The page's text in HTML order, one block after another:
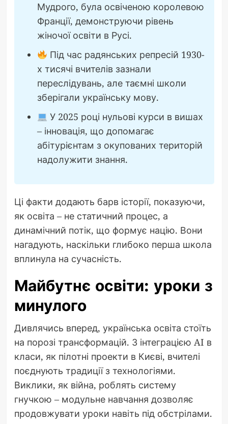
Мудрого, була освіченою королевою
Франції, демонструючи рівень
жіночої освіти в Русі.
Під час радянських репресій 1930-
х тисячі вчителів зазнали
переслідувань, але таємні школи
зберігали українську мову.
У 2025 році нульові курси в вишах
– інновація, що допомагає
абітурієнтам з окупованих територій
надолужити знання.
Ці факти додають барв історії, показуючи,
як освіта – не статичний процес, а
динамічний потік, що формує націю. Вони
нагадують, наскільки глибоко перша школа
вплинула на сучасність.
Майбутнє освіти: уроки з
минулого
Дивлячись вперед, українська освіта стоїть
на порозі трансформацій. З інтеграцією AI в
класи, як пілотні проекти в Києві, вчителі
поєднують традиції з технологіями.
Виклики, як війна, роблять систему
гнучкою – модульне навчання дозволяє
продовжувати уроки навіть під обстрілами.